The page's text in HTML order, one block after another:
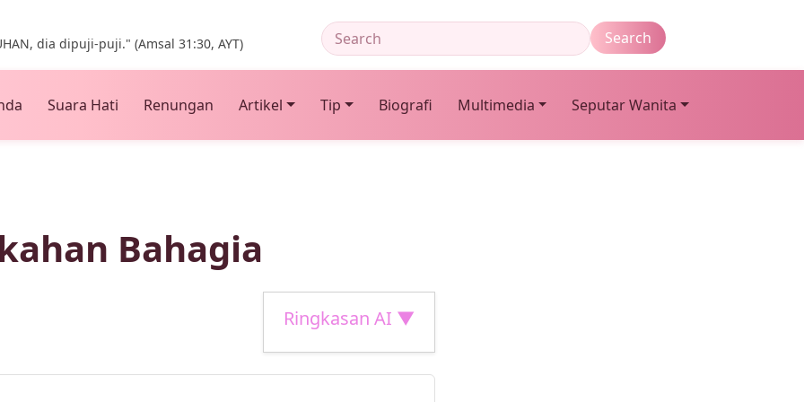
dia dipuji-puji." (Amsal 31:30, AYT)
Suara Hati Renungan Artikel Tip Biografi Multimedia Seputar Wanita
Bahagia
Ringkasan AI ▼